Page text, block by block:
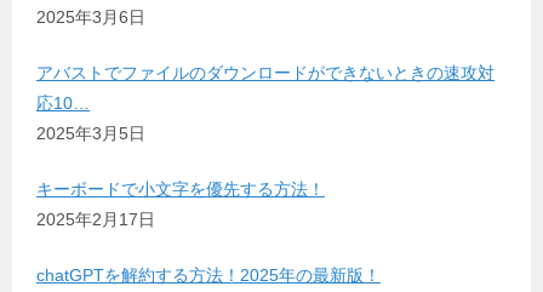
2025年3月6日
アバストでファイルのダウンロードができないときの速攻対
応10…
2025年3月5日
キーボードで小文字を優先する方法！
2025年2月17日
chatGPTを解約する方法！2025年の最新版！